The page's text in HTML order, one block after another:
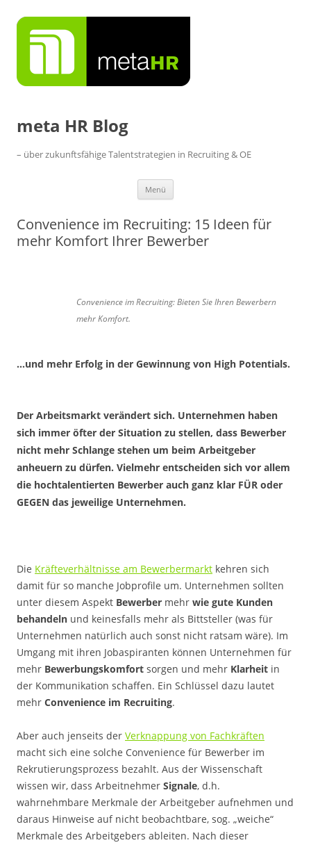
Inhalt
springen
meta HR Blog
– über zukunftsfähige Talentstrategien in Recruiting & OE
Menü
Convenience im Recruiting: 15 Ideen für
mehr Komfort Ihrer Bewerber
Convenience im Recruiting: Bieten Sie Ihren Bewerbern
mehr Komfort.
…und mehr Erfolg in der Gewinnung von High Potentials.
Der Arbeitsmarkt verändert sich. Unternehmen haben
sich immer öfter der Situation zu stellen, dass Bewerber
nicht mehr Schlange stehen um beim Arbeitgeber
anheuern zu dürfen. Vielmehr entscheiden sich vor allem
die hochtalentierten Bewerber auch ganz klar FÜR oder
GEGEN das jeweilige Unternehmen.
Die Kräfteverhältnisse am Bewerbermarkt kehren sich
damit für so manche Jobprofile um. Unternehmen sollten
unter diesem Aspekt Bewerber mehr wie gute Kunden
behandeln und keinesfalls mehr als Bittsteller (was für
Unternehmen natürlich auch sonst nicht ratsam wäre). Im
Umgang mit ihren Jobaspiranten können Unternehmen für
mehr Bewerbungskomfort sorgen und mehr Klarheit in
der Kommunikation schaffen. Ein Schlüssel dazu lautet
mehr Convenience im Recruiting.
Aber auch jenseits der Verknappung von Fachkräften
macht sich eine solche Convenience für Bewerber im
Rekrutierungsprozess bezahlt. Aus der Wissenschaft
wissen wir, dass Arbeitnehmer Signale, d.h.
wahrnehmbare Merkmale der Arbeitgeber aufnehmen und
daraus Hinweise auf nicht beobachtbare, sog. „weiche“
Merkmale des Arbeitgebers ableiten. Nach dieser